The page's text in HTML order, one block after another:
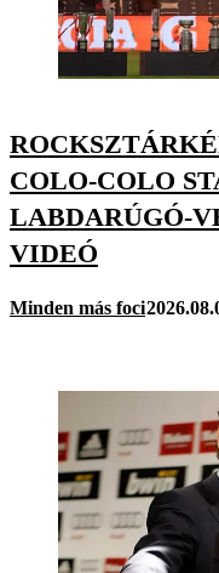
COLO-COLO
LABDARÚGÓ-
VIDEÓ
Minden más foci